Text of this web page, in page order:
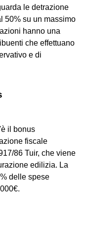
le detrazione
50% su un massimo
hanno una
che effettuano
e di
il bonus
fiscale
86 Tuir, che viene
edilizia. La
delle spese